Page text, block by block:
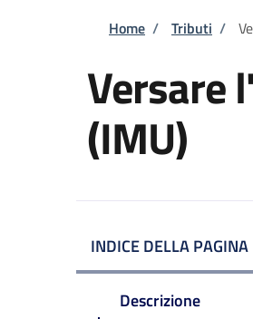
Briciole
Home / Tributi /
Versare
(IMU)
INDICE DELLA PAGINA
Descrizione